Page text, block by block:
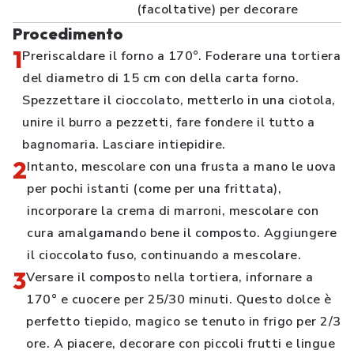
(facoltative) per decorare
Procedimento
1Preriscaldare il forno a 170°. Foderare una tortiera
del diametro di 15 cm con della carta forno.
Spezzettare il cioccolato, metterlo in una ciotola,
unire il burro a pezzetti, fare fondere il tutto a
bagnomaria. Lasciare intiepidire.
2Intanto, mescolare con una frusta a mano le uova
per pochi istanti (come per una frittata),
incorporare la crema di marroni, mescolare con
cura amalgamando bene il composto. Aggiungere
il cioccolato fuso, continuando a mescolare.
3Versare il composto nella tortiera, infornare a
170° e cuocere per 25/30 minuti. Questo dolce è
perfetto tiepido, magico se tenuto in frigo per 2/3
ore. A piacere, decorare con piccoli frutti e lingue